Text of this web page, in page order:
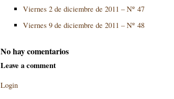
Viernes 2 de diciembre de 2011 – Nº 47
Viernes 9 de diciembre de 2011 – Nº 48
No hay comentarios
Leave a comment
Login